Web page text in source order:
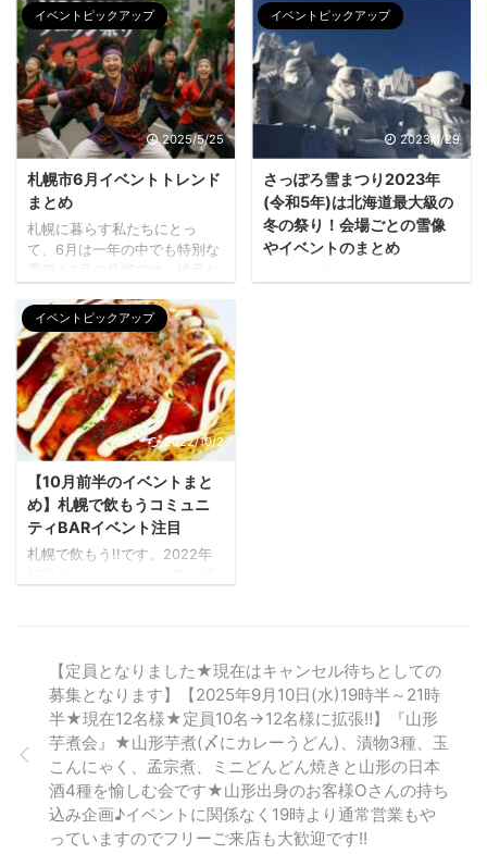
年もグルメ・出会いイベント
盛りだくさんの札幌で飲も
う！！コミュニティBARをよろ
しくお願いします。 この記事
では2023年イベント12/31追
加分を紹介していきます。 掲
載内容にミスがあったらすい
ません！！！適宜修正してい
きます。 新年拡大バージョン
～40代会新春の宴～ 開催日：
2023年 1月9日月曜日 14時～
18時40才から49才限定出会い
4時間に拡大された人気の交流
会・同世代で飲むのが気楽 催
行内容： 40 ...
もう！！には裏方としてかか
わらせていただいていたので
すが、イベントをするネタが
溜まったので、定期的に開催
させていただくことになりま
した。 ちなみに、こういうふ
うに日本シニアデジタルサポ
ート協会に属しているので
「スマホサポートのスキルが
ある」、事業用ウェブ制作、
ホームページ運用の担当とし
て10年仕事している、など、
誰にでも得意なことがありま
すよね。 札幌で飲もうでは店
イベントピックアップ
2025/5/25
札幌市6月イベントトレンド
まとめ
札幌に暮らす私たちにとっ
て、6月は一年の中でも特別な
季節！6月の札幌では、地元な
られるイベントが目白押し。
ここでは、札幌に住んでいる
からこそ味わえる“贅沢な初夏
の過ごし方”をご紹介します。
こちらのさつのもSNSもチェ
ック!! FBページ イベント情報
LINE 1. 街中が熱気に包まれる
「YOSAKOIソーラン祭り」 大
学生の迫力も老若男女楽しめ
るオドリ 6月上旬、札幌の街が
一変します。大通公園や札幌
駅前通など、普段は通勤や買
い物で通る場所が、鳴子と太
鼓のリズムに包まれ、全国か
イベントピックアップ
2023/1/29
さっぽろ雪まつり2023年
(令和5年)は北海道最大級の
冬の祭り！会場ごとの雪像
やイベントのまとめ
イベントピックアップ
2022/10/2
【10月前半のイベントまと
め】札幌で飲もうコミュニ
ティBARイベント注目
札幌で飲もう!!です。2022年
ルメにおいしいビール！楽し
んでいきましょう。 こちらの
さつのもSNSもチェック!! FB
ページ イベント情報LINE イベ
ントを掲載していたけれどそ
の後リンク先非表示となって
いるものもあります。それは
催行人数が達成せず、悔しく
も開催見合わせになったイベ
【定員となりました★現在はキャンセル待ちとしての
募集となります】【2025年9月10日(水)19時半～21時
半★現在12名様★定員10名→12名様に拡張‼】『山形
芋煮会』★山形芋煮(〆にカレーうどん)、漬物3種、玉
こんにゃく、孟宗煮、ミニどんどん焼きと山形の日本
酒4種を愉しむ会です★山形出身のお客様Oさんの持ち
込み企画♪イベントに関係なく19時より通常営業もや
っていますのでフリーご来店も大歓迎です!!